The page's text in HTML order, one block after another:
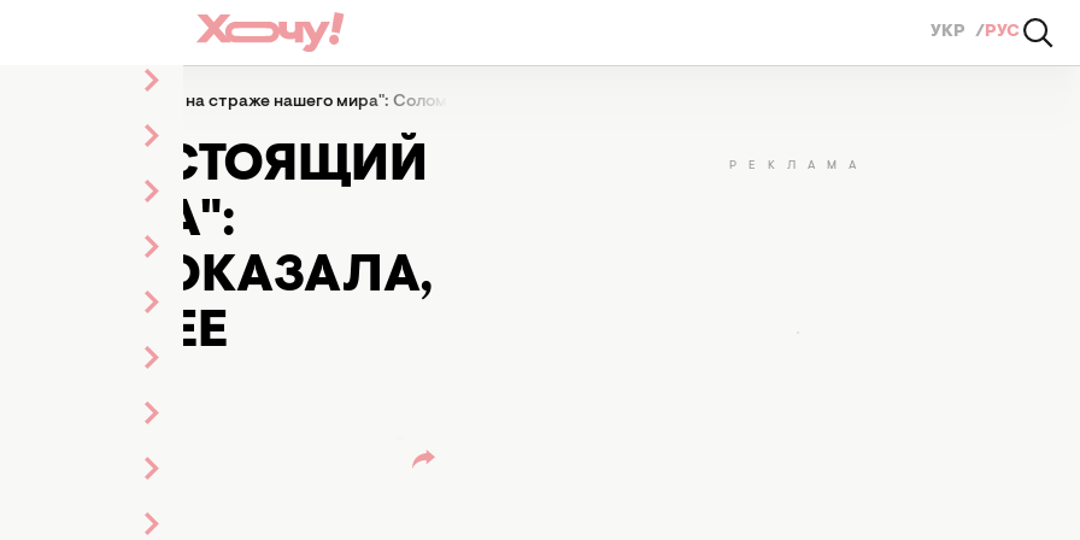
УКР РУС
герой, стоящий на страже нашего мира": Соломия Витвицкая показала, как проходит служба ее любимого
СТОЯЩИЙ
МИРА":
ПОКАЗАЛА,
ЕЕ